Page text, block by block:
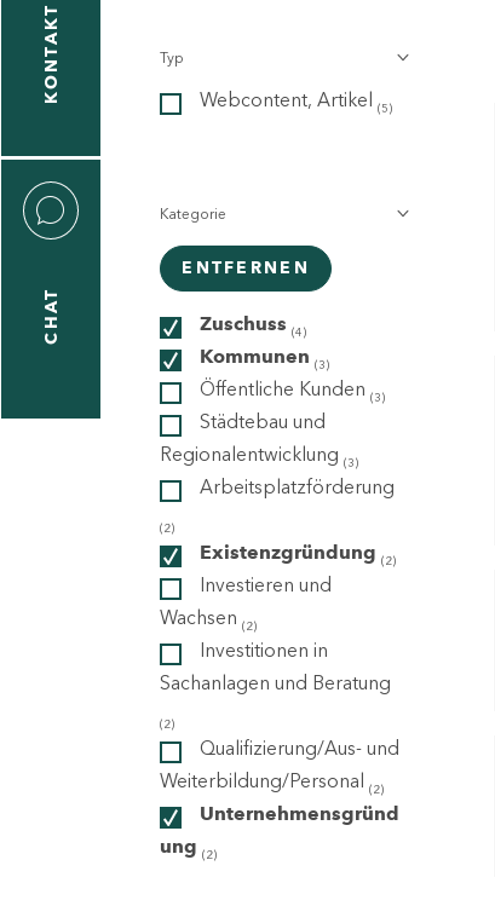
KONTAKT
CHAT
Typ
Webcontent, Artikel (5)
Kategorie
ENTFERNEN
Zuschuss (4)
Kommunen (3)
Öffentliche Kunden (3)
Städtebau und
Regionalentwicklung (3)
Arbeitsplatzförderung
(2)
Existenzgründung (2)
Investieren und
Wachsen (2)
Investitionen in
Sachanlagen und Beratung
(2)
Qualifizierung/Aus- und
Weiterbildung/Personal (2)
Unternehmensgründ
ung (2)